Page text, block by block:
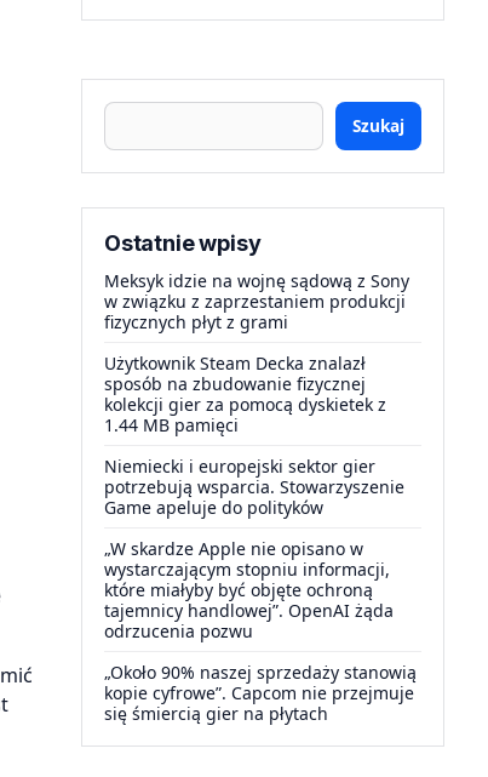
Szukaj
Ostatnie wpisy
Meksyk idzie na wojnę sądową z Sony
w związku z zaprzestaniem produkcji
fizycznych płyt z grami
Użytkownik Steam Decka znalazł
sposób na zbudowanie fizycznej
kolekcji gier za pomocą dyskietek z
1.44 MB pamięci
Niemiecki i europejski sektor gier
potrzebują wsparcia. Stowarzyszenie
Game apeluje do polityków
„W skardze Apple nie opisano w
wystarczającym stopniu informacji,
które miałyby być objęte ochroną
tajemnicy handlowej”. OpenAI żąda
odrzucenia pozwu
„Około 90% naszej sprzedaży stanowią
kopie cyfrowe”. Capcom nie przejmuje
się śmiercią gier na płytach